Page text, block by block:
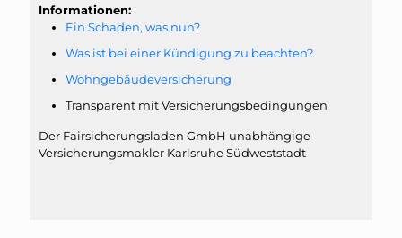
Informationen:
Ein Schaden, was nun?
Was ist bei einer Kündigung zu beachten?
Wohngebäudeversicherung
Transparent mit Versicherungsbedingungen
Der Fairsicherungsladen GmbH unabhängige
Versicherungsmakler Karlsruhe Südweststadt